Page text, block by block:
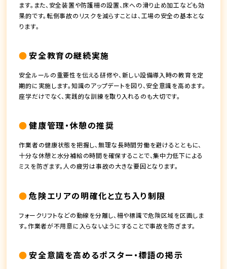
ます。また、安全装置や防護柵の設置、床への滑り止め加工なども効
果的です。転倒事故のリスクを減らすことは、工場の安全の基本とな
ります。
安全教育の継続実施
安全ルールの重要性を伝える研修や、新しい設備導入時の教育を定
期的に実施します。知識のアップデートを図り、安全意識を高めます。
座学だけでなく、実践的な訓練を取り入れるのも大切です。
健康管理・休憩の推奨
作業者の健康状態を把握し、無理な長時間労働を避けるとともに、
十分な休憩と水分補給の時間を確保することで、集中力低下による
ミスを防ぎます。人の疲労は事故の大きな要因となります。
危険エリアの明確化と立ち入り制限
フォークリフトなどの動線を分離し、柵や標識で危険区域を区画しま
す。作業者が不用意に入らないようにすることで事故を防ぎます。
安全意識を高めるポスター・標語の掲示